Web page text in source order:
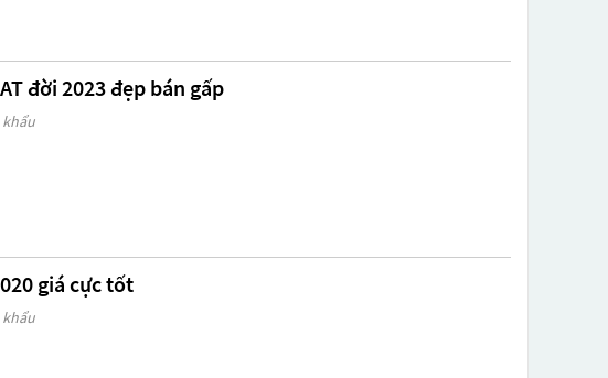
đời 2023 đẹp bán gấp
khẩu
giá cực tốt
khẩu